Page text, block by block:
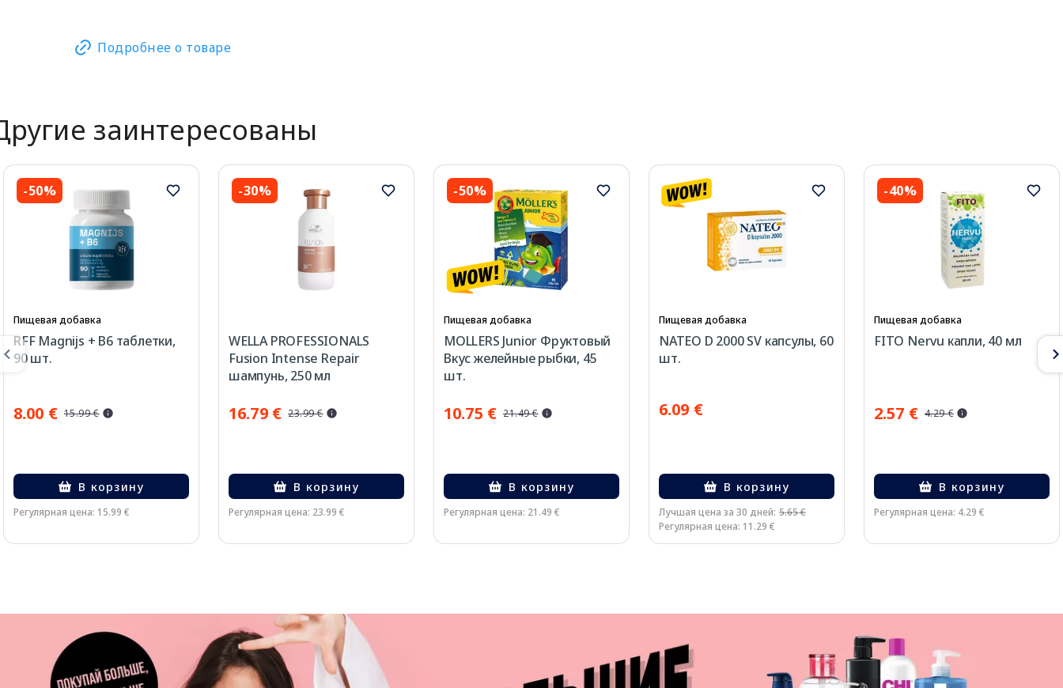
Подробнее о товаре
заинтересованы
-50%
Пищевая добавка
RFF Magnijs + B6 таблетки,
90 шт.
8.00 € 15.99 €
В корзину
Регулярная цена: 15.99 €
-30%
WELLA PROFESSIONALS
Fusion Intense Repair
шампунь, 250 мл
16.79 € 23.99 €
В корзину
Регулярная цена: 23.99 €
-50%
Пищевая добавка
MOLLERS Junior Фруктовый
Вкус желейные рыбки, 45
шт.
10.75 € 21.49 €
В корзину
Регулярная цена: 21.49 €
Пищевая добавка
NATEO D 2000 SV капсулы, 60
шт.
6.09 €
В корзину
Лучшая цена за 30 дней: 5.65 €
Регулярная цена: 11.29 €
-40%
Пищевая добавка
FITO Nervu капли, 40 мл
2.57 € 4.29 €
В корзину
Регулярная цена: 4.29 €